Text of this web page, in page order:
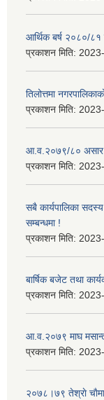
आर्थिक बर्ष २०८०/८१
प्रकाशन मिति:
तिलोत्तमा
प्रकाशन मिति:
आ.व.२०७९/८० असार
प्रकाशन मिति:
सबै कार्यपालिका
सम्बन्धमा !
प्रकाशन मिति:
बार्षिक बजेट तथा
प्रकाशन मिति:
आ.व.२०७९ माघ
प्रकाशन मिति:
२०७८।७९ तेश्राे